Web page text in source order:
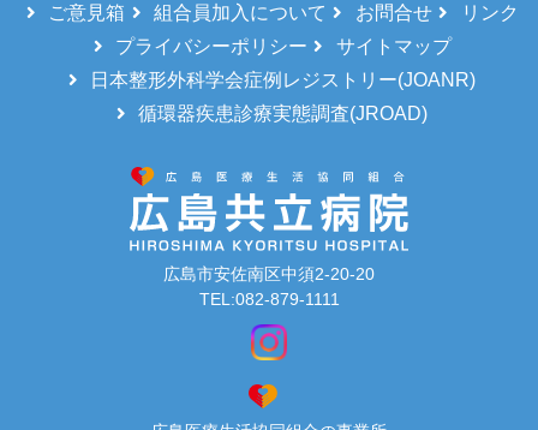
ご意見箱 組合員加入について お問合せ
リンク
プライバシーポリシー
サイトマップ
日本整形外科学会症例レジストリー(JOANR)
循環器疾患診療実態調査(JROAD)
広島市安佐南区中須2-20-20
TEL:082-879-1111